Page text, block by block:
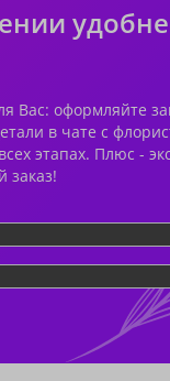
Вас: оформляйте
в чате с
этапах. Плюс -
заказ!